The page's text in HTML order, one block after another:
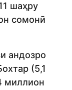
шаҳру
сомонӣ
андозро
(5,1
миллион